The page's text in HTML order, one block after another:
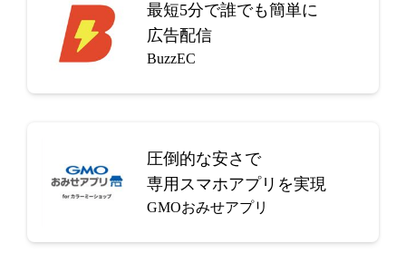
最短5分で誰でも簡単に
広告配信
BuzzEC
圧倒的な安さで
専用スマホアプリを実現
GMOおみせアプリ